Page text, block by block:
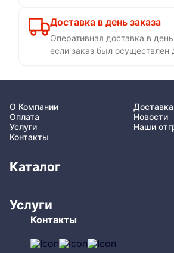
Доставка в день заказа
Оперативная доставка в
если заказ был осуществлен
О Компании
Доставка
Оплата
Новости
Услуги
Наши
Контакты
Каталог
Услуги
Контакты